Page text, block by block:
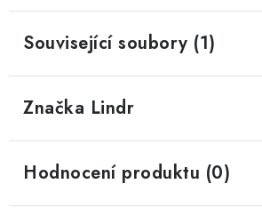
Související soubory (1)
Značka Lindr
Hodnocení produktu (0)